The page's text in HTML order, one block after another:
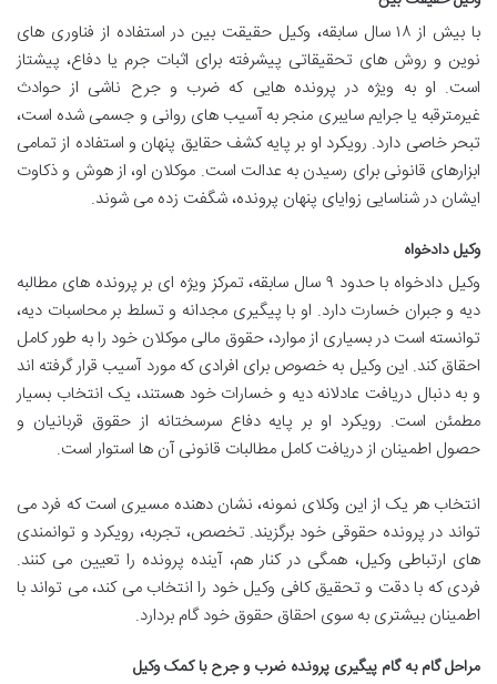
با بیش از ۱۸ سال سابقه، وکیل حقیقت بین در استفاده از فناوری های
نوین و روش های تحقیقاتی پیشرفته برای اثبات جرم یا دفاع، پیشتاز
است. او به ویژه در پرونده هایی که ضرب و جرح ناشی از حوادث
غیرمترقبه یا جرایم سایبری منجر به آسیب های روانی و جسمی شده است،
تبحر خاصی دارد. رویکرد او بر پایه کشف حقایق پنهان و استفاده از تمامی
ابزارهای قانونی برای رسیدن به عدالت است. موکلان او، از هوش و ذکاوت
ایشان در شناسایی زوایای پنهان پرونده، شگفت زده می شوند.
وکیل دادخواه
وکیل دادخواه با حدود ۹ سال سابقه، تمرکز ویژه ای بر پرونده های مطالبه
دیه و جبران خسارت دارد. او با پیگیری مجدانه و تسلط بر محاسبات دیه،
توانسته است در بسیاری از موارد، حقوق مالی موکلان خود را به طور کامل
احقاق کند. این وکیل به خصوص برای افرادی که مورد آسیب قرار گرفته اند
و به دنبال دریافت عادلانه دیه و خسارات خود هستند، یک انتخاب بسیار
مطمئن است. رویکرد او بر پایه دفاع سرسختانه از حقوق قربانیان و
حصول اطمینان از دریافت کامل مطالبات قانونی آن ها استوار است.
انتخاب هر یک از این وکلای نمونه، نشان دهنده مسیری است که فرد می
تواند در پرونده حقوقی خود برگزیند. تخصص، تجربه، رویکرد و توانمندی
های ارتباطی وکیل، همگی در کنار هم، آینده پرونده را تعیین می کنند.
فردی که با دقت و تحقیق کافی وکیل خود را انتخاب می کند، می تواند با
اطمینان بیشتری به سوی احقاق حقوق خود گام بردارد.
مراحل گام به گام پیگیری پرونده ضرب و جرح با کمک وکیل